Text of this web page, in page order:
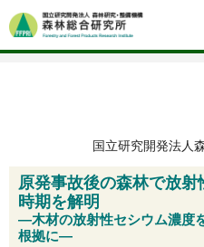
国立研究開発法人
原発事故後の森林で放射
時期を解明
—木材の放射性セシウム濃度
根拠に—